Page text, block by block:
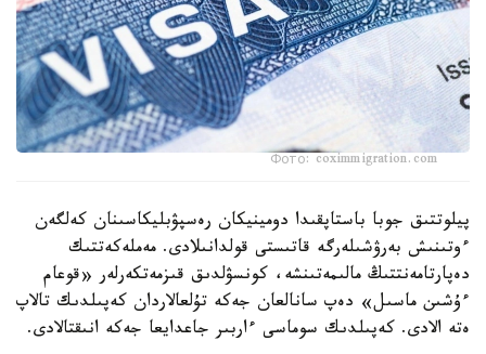
Фото: coximmigration.com
پيلوتتىق جوبا باستاپقىدا دومينيكان رەسپۋبليكاسىنان كەلگەن
ءوتىنىش بەرۋشىلەرگە قاتىستى قولدانىلادى. مەملەكەتتىك
دەپارتامەنتتىڭ مالىمەتىنشە، كونسۋلدىق قىزمەتكەرلەر «قوعام
ءۇشىن ماسىل» دەپ سانالعان جەكە تۇلعالاردان كەپىلدىك تالاپ
ەتە الادى. كەپىلدىك سوماسى ءاربىر جاعدايعا جەكە انىقتالادى.